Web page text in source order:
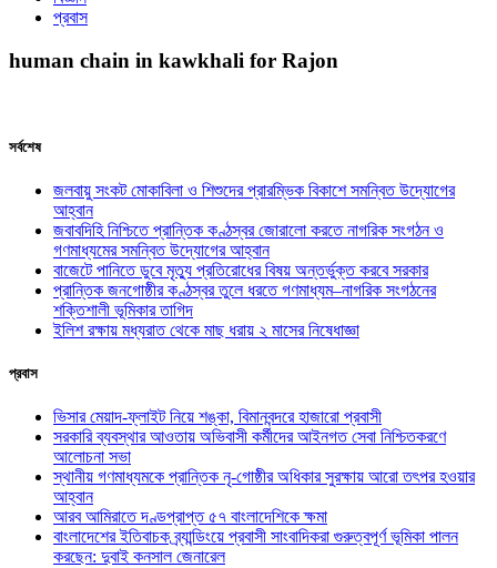
প্রবাস
human chain in kawkhali for Rajon
সর্বশেষ
জলবায়ু সংকট মোকাবিলা ও শিশুদের প্রারম্ভিক বিকাশে সমন্বিত উদ্যোগের
আহ্বান
জবাবদিহি নিশ্চিতে প্রান্তিক কণ্ঠস্বর জোরালো করতে নাগরিক সংগঠন ও
গণমাধ্যমের সমন্বিত উদ্যোগের আহ্বান
বাজেটে পানিতে ডুবে মৃত্যু প্রতিরোধের বিষয় অন্তর্ভুক্ত করবে সরকার
প্রান্তিক জনগোষ্ঠীর কণ্ঠস্বর তুলে ধরতে গণমাধ্যম–নাগরিক সংগঠনের
শক্তিশালী ভূমিকার তাগিদ
ইলিশ রক্ষায় মধ্যরাত থেকে মাছ ধরায় ২ মাসের নিষেধাজ্ঞা
প্রবাস
ভিসার মেয়াদ-ফ্লাইট নিয়ে শঙ্কা, বিমানবন্দরে হাজারো প্রবাসী
সরকারি ব্যবস্থার আওতায় অভিবাসী কর্মীদের আইনগত সেবা নিশ্চিতকরণে
আলোচনা সভা
স্থানীয় গণমাধ্যমকে প্রান্তিক নৃ-গোষ্ঠীর অধিকার সুরক্ষায় আরো তৎপর হওয়ার
আহ্বান
আরব আমিরাতে দণ্ডপ্রাপ্ত ৫৭ বাংলাদেশিকে ক্ষমা
বাংলাদেশের ইতিবাচক ব্র্যান্ডিংয়ে প্রবাসী সাংবাদিকরা গুরুত্বপূর্ণ ভূমিকা পালন
করছেন: দুবাই কনসাল জেনারেল